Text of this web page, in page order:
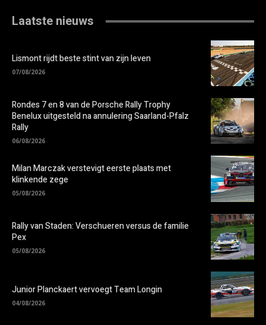
Laatste nieuws
Lismont rijdt beste stint van zijn leven
07/08/2026
Rondes 7 en 8 van de Porsche Rally Trophy
Benelux uitgesteld na annulering Saarland-Pfalz
Rally
06/08/2026
Milan Marczak verstevigt eerste plaats met
klinkende zege
05/08/2026
Rally van Staden: Verschueren versus de familie
Pex
05/08/2026
Junior Planckaert vervoegt Team Longin
04/08/2026